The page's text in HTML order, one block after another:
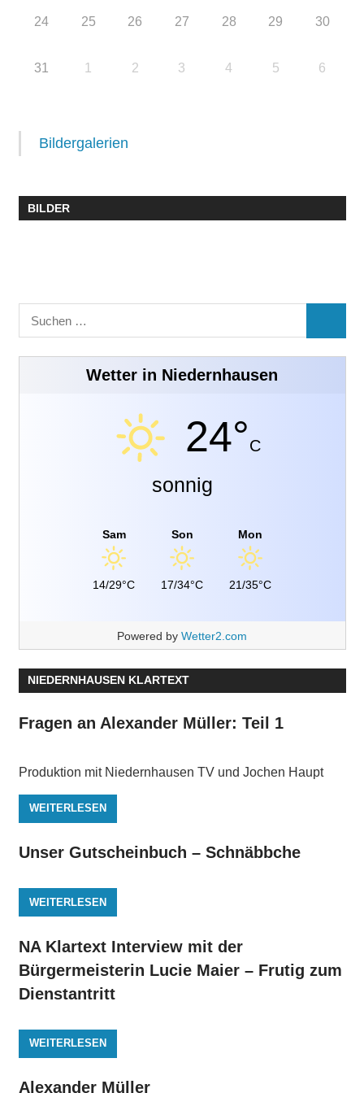
24 25 26 27 28 29 30
31 1 2 3 4 5 6
Bildergalerien
BILDER
Suchen
nach:
Wetter in Niedernhausen
24°C
sonnig
Sam
14/29°C
Son
17/34°C
Mon
21/35°C
Powered by Wetter2.com
NIEDERNHAUSEN KLARTEXT
Fragen an Alexander Müller: Teil 1
Produktion mit Niedernhausen TV und Jochen Haupt
WEITERLESEN
Unser Gutscheinbuch – Schnäbbche
WEITERLESEN
NA Klartext Interview mit der
Bürgermeisterin Lucie Maier – Frutig zum
Dienstantritt
WEITERLESEN
Alexander Müller